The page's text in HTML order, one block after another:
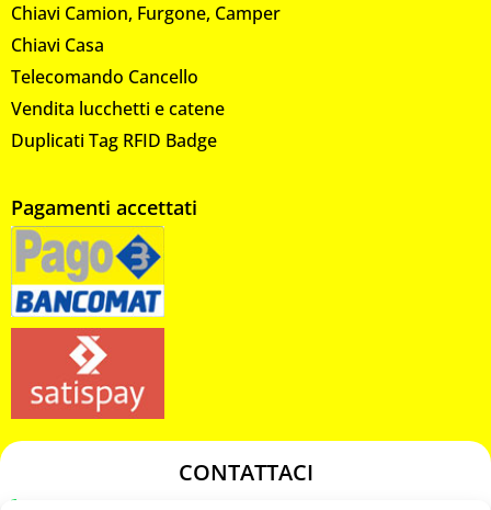
Chiavi Camion, Furgone, Camper
Chiavi Casa
Telecomando Cancello
Vendita lucchetti e catene
Duplicati Tag RFID Badge
Pagamenti accettati
CONTATTACI